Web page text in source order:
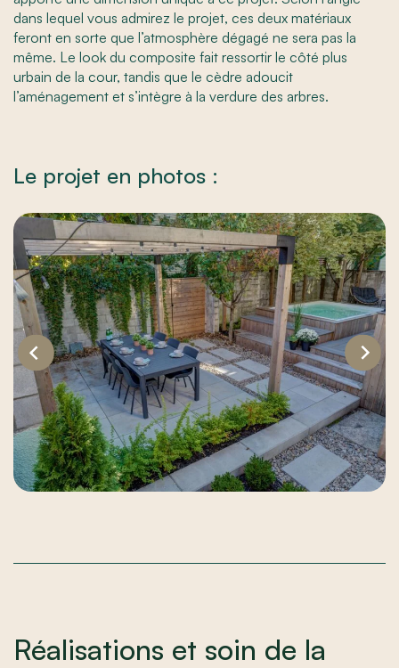
dans lequel vous admirez le projet, ces deux matériaux
feront en sorte que l’atmosphère dégagé ne sera pas la
même. Le look du composite fait ressortir le côté plus
urbain de la cour, tandis que le cèdre adoucit
l’aménagement et s’intègre à la verdure des arbres.
Le projet en photos :
Réalisations et soin de la